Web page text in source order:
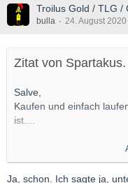
Troilus Gold / TLG /
bulla 24. August 2020
Zitat von Spartakus.
Salve,
Kaufen und einfach
ist....
Ich persönlich sehe
Ja, schon. Ich sagte ja,